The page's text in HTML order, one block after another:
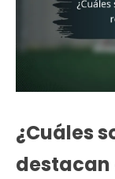
¿Cuáles
destacan